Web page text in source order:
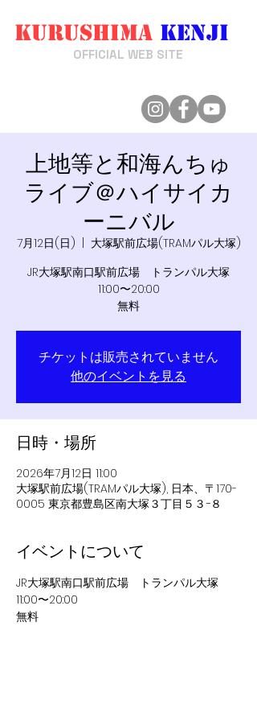
OFFICIAL WEB SITE
Kurushima Kenji
上地等と和海んちゅ
ライブ＠ハイサイカ
ーニバル
7月12日(日)
大塚駅前広場(TRAMパル大塚)
JR大塚駅南口駅前広場 トランパル大塚
11:00〜20:00
無料
チケットは販売されていません
他のイベントを見る
日時・場所
2026年7月12日 11:00
大塚駅前広場(TRAMパル大塚), 日本、〒170-
0005 東京都豊島区南大塚３丁目５３−８
イベントについて
JR大塚駅南口駅前広場　トランパル大塚
11:00〜20:00
無料